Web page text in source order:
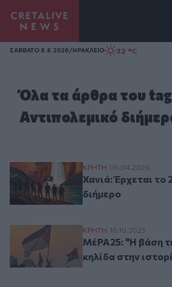
Homepage
ΣAΒΒΑΤΟ 8.8.2026/ΗΡΑΚΛΕΙΟ 32 °C
Όλα τα άρθρα του tag
Αντιπολεμικό
Χανιά: Έρχεται το
ΚΡΗΤΗ 06.04.2026
Χανιά: Έρχεται το
διήμερο
ΜέΡΑ25: "Η βάση
ΚΡΗΤΗ 16.10.2025
ΜέΡΑ25: "Η βάση
κηλίδα στην